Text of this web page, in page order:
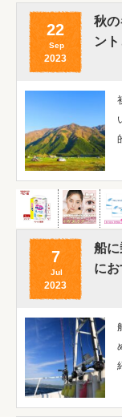
22
Sep
2023
秋の
ン
7
Jul
2023
船
に